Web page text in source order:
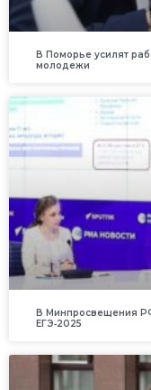
В Поморье усилят
молодежи
В Минпросвещения
ЕГЭ‑2025